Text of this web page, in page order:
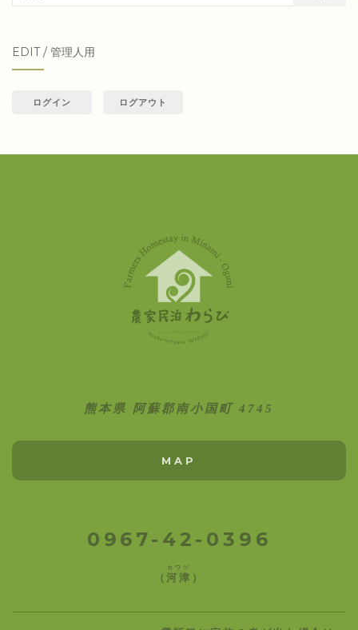
象:
EDIT / 管理人用
ログイン ログアウト
熊本県 阿蘇郡南小国町 4745
MAP
0967-42-0396
（河津
カワヅ
）